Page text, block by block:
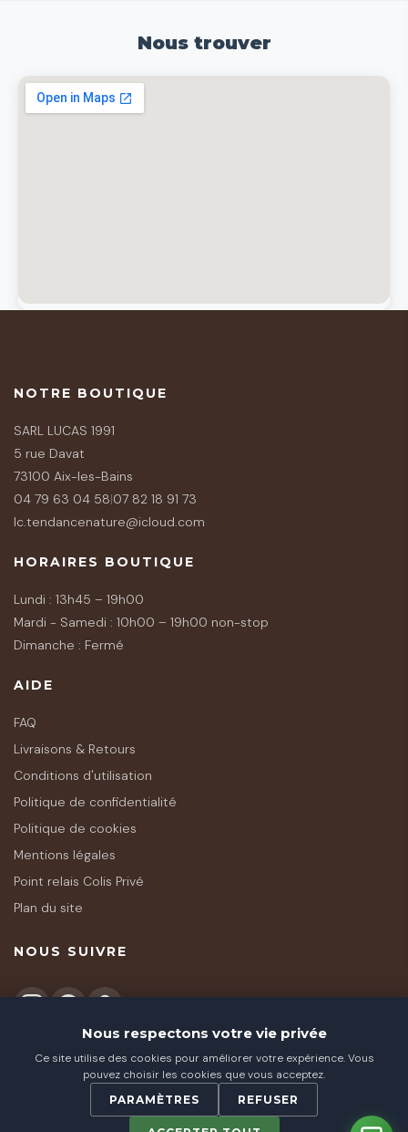
Nous trouver
NOTRE BOUTIQUE
SARL LUCAS 1991
5 rue Davat
73100 Aix-les-Bains
04 79 63 04 58|07 82 18 91 73
lc.tendancenature@icloud.com
HORAIRES BOUTIQUE
Lundi : 13h45 – 19h00
Mardi - Samedi : 10h00 – 19h00 non-stop
Dimanche : Fermé
AIDE
FAQ
Livraisons & Retours
Conditions d'utilisation
Politique de confidentialité
Politique de cookies
Mentions légales
Point relais Colis Privé
Plan du site
NOUS SUIVRE
© 2026 Tendance Nature CBD - SARL LUCAS 1991 - Tous droits
Nous respectons votre vie privée
Ce site utilise des cookies pour améliorer votre expérience. Vous
pouvez choisir les cookies que vous acceptez.
PARAMÈTRES REFUSER